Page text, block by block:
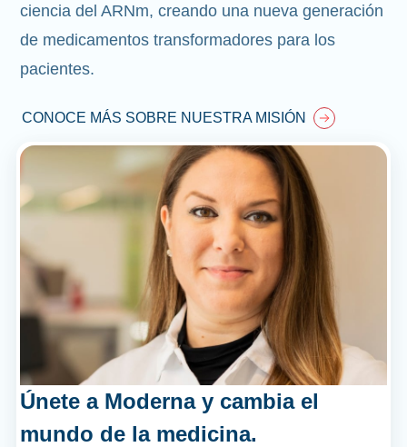
ciencia del ARNm, creando una nueva generación
de medicamentos transformadores para los
pacientes.
CONOCE MÁS SOBRE NUESTRA MISIÓN
Únete a Moderna y cambia el
mundo de la medicina.